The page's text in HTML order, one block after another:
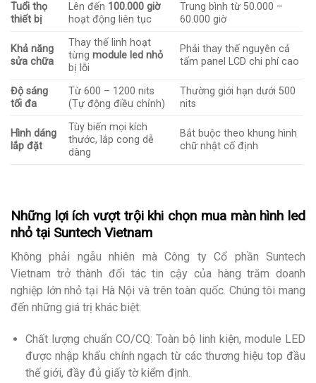
Tuổi thọ
thiết bị
Lên đến 100.000 giờ
hoạt động liên tục
Trung bình từ 50.000 –
60.000 giờ
Khả năng
sửa chữa
Thay thế linh hoạt
từngmodule led nhỏ
bị lỗi
Phải thay thế nguyên cả
tấm panel LCD chi phí cao
Độ sáng
tối đa
Từ 600 – 1200 nits
(Tự động điều chỉnh)
Thường giới hạn dưới 500
nits
Hình dáng
lắp đặt
Tùy biến mọi kích
thước, lắp cong dễ
dàng
Bắt buộc theo khung hình
chữ nhật cố định
Những lợi ích vượt trội khi chọn mua màn hình led
nhỏ tại Suntech Vietnam
Không phải ngẫu nhiên mà Công ty Cổ phần Suntech
Vietnam trở thành đối tác tin cậy của hàng trăm doanh
nghiệp lớn nhỏ tại Hà Nội và trên toàn quốc. Chúng tôi mang
đến những giá trị khác biệt:
Chất lượng chuẩn CO/CQ: Toàn bộ linh kiện, module LED
được nhập khẩu chính ngạch từ các thương hiệu top đầu
thế giới, đầy đủ giấy tờ kiểm định.